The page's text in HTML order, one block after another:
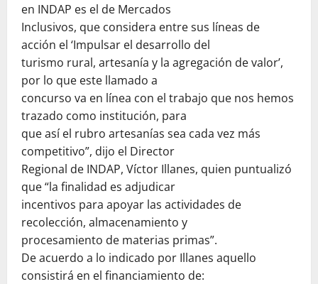
en INDAP es el de Mercados
Inclusivos, que considera entre sus líneas de
acción el ‘Impulsar el desarrollo del
turismo rural, artesanía y la agregación de valor’,
por lo que este llamado a
concurso va en línea con el trabajo que nos hemos
trazado como institución, para
que así el rubro artesanías sea cada vez más
competitivo”, dijo el Director
Regional de INDAP, Víctor Illanes, quien puntualizó
que “la finalidad es adjudicar
incentivos para apoyar las actividades de
recolección, almacenamiento y
procesamiento de materias primas”.
De acuerdo a lo indicado por Illanes aquello
consistirá en el financiamiento de: